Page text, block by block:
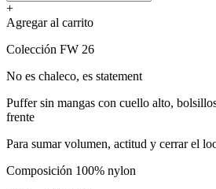
+
Agregar al carrito
Colección FW 26
No es chaleco, es statement
Puffer sin mangas con cuello alto,
frente
Para sumar volumen, actitud y cerrar el
Composición 100% nylon